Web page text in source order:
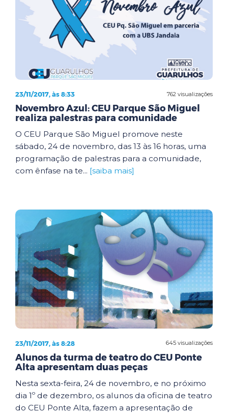
762 visualizações
23/11/2017, às 8:33
Novembro Azul: CEU Parque São Miguel
realiza palestras para comunidade
O CEU Parque São Miguel promove neste
sábado, 24 de novembro, das 13 às 16 horas, uma
programação de palestras para a comunidade,
com ênfase na te... [saiba mais]
645 visualizações
23/11/2017, às 8:28
Alunos da turma de teatro do CEU Ponte
Alta apresentam duas peças
Nesta sexta-feira, 24 de novembro, e no próximo
dia 1º de dezembro, os alunos da oficina de teatro
do CEU Ponte Alta, fazem a apresentação de